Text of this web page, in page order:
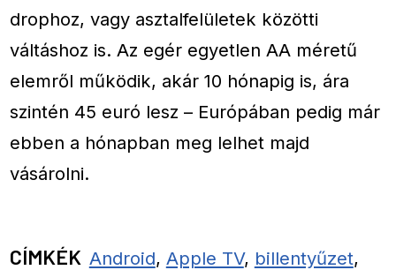
drophoz, vagy asztalfelületek közötti
váltáshoz is. Az egér egyetlen AA méretű
elemről működik, akár 10 hónapig is, ára
szintén 45 euró lesz – Európában pedig már
ebben a hónapban meg lelhet majd
vásárolni.
CÍMKÉK Android, Apple TV, billentyűzet,